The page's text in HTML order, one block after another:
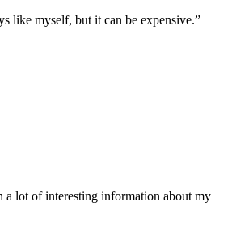
like myself, but it can be expensive.”
a lot of interesting information about my